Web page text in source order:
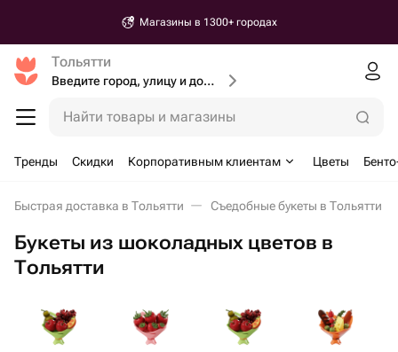
Магазины в 1300+ городах
Тольятти
Введите город, улицу и дом доставки
Найти товары и магазины
Тренды Скидки Корпоративным клиентам Цветы
Быстрая доставка в Тольятти Съедобные букеты в Тольятти
Букеты из шоколадных цветов в
Тольятти